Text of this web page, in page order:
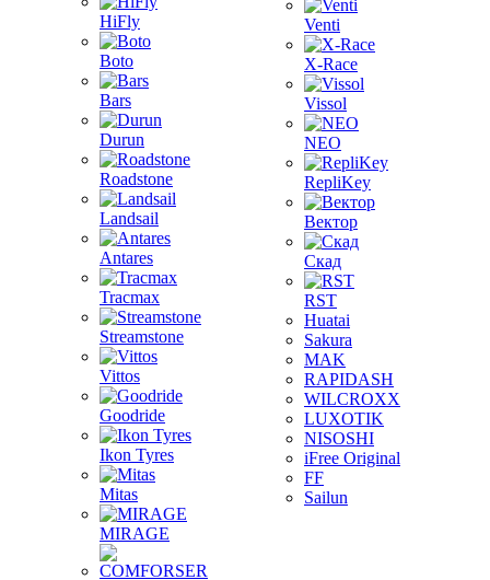
HiFly
Boto
Bars
Durun
Roadstone
Landsail
Antares
Tracmax
Streamstone
Vittos
Goodride
Ikon Tyres
Mitas
MIRAGE
Venti
X-Race
Vissol
NEO
RepliKey
Вектор
Скад
RST
Huatai
Sakura
MAK
RAPIDASH
WILCROXX
LUXOTIK
NISOSHI
iFree Original
FF
Sailun